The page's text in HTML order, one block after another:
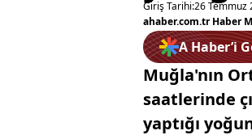
Giriş Tarihi:26 Temmuz
ahaber.com.tr Haber
A Haber’i
Muğla'nın
saatlerinde
yaptığı